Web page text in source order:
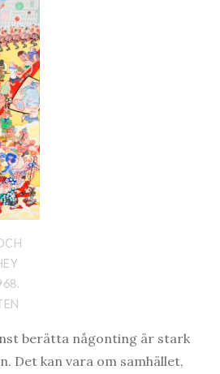
berätta någonting är stark
Det kan vara om samhället,